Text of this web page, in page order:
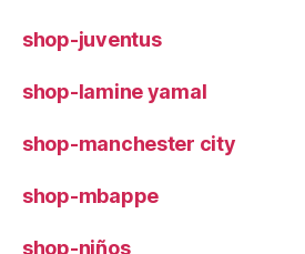
shop-juventus
shop-lamine yamal
shop-manchester city
shop-mbappe
shop-niños